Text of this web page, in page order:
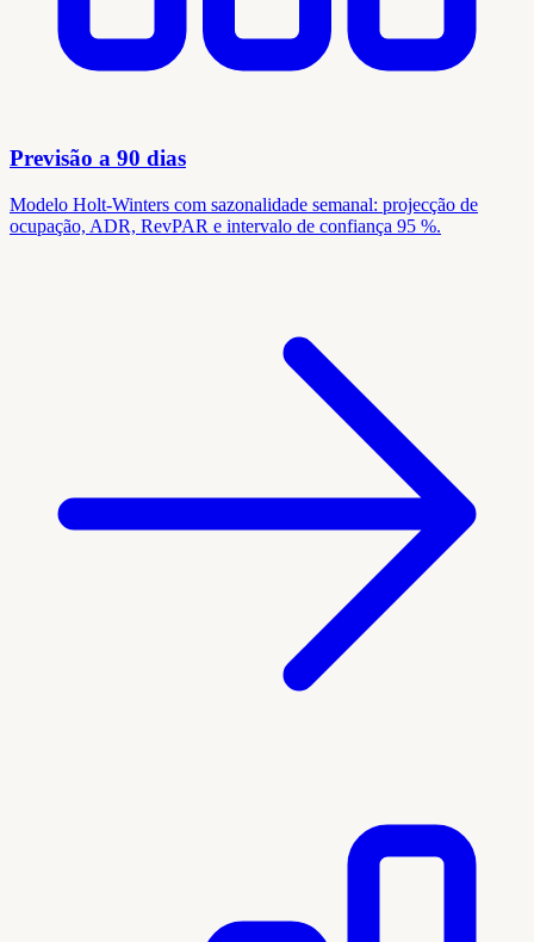
Previsão a 90 dias
Modelo Holt-Winters com sazonalidade semanal: projecção de
ocupação, ADR, RevPAR e intervalo de confiança 95 %.